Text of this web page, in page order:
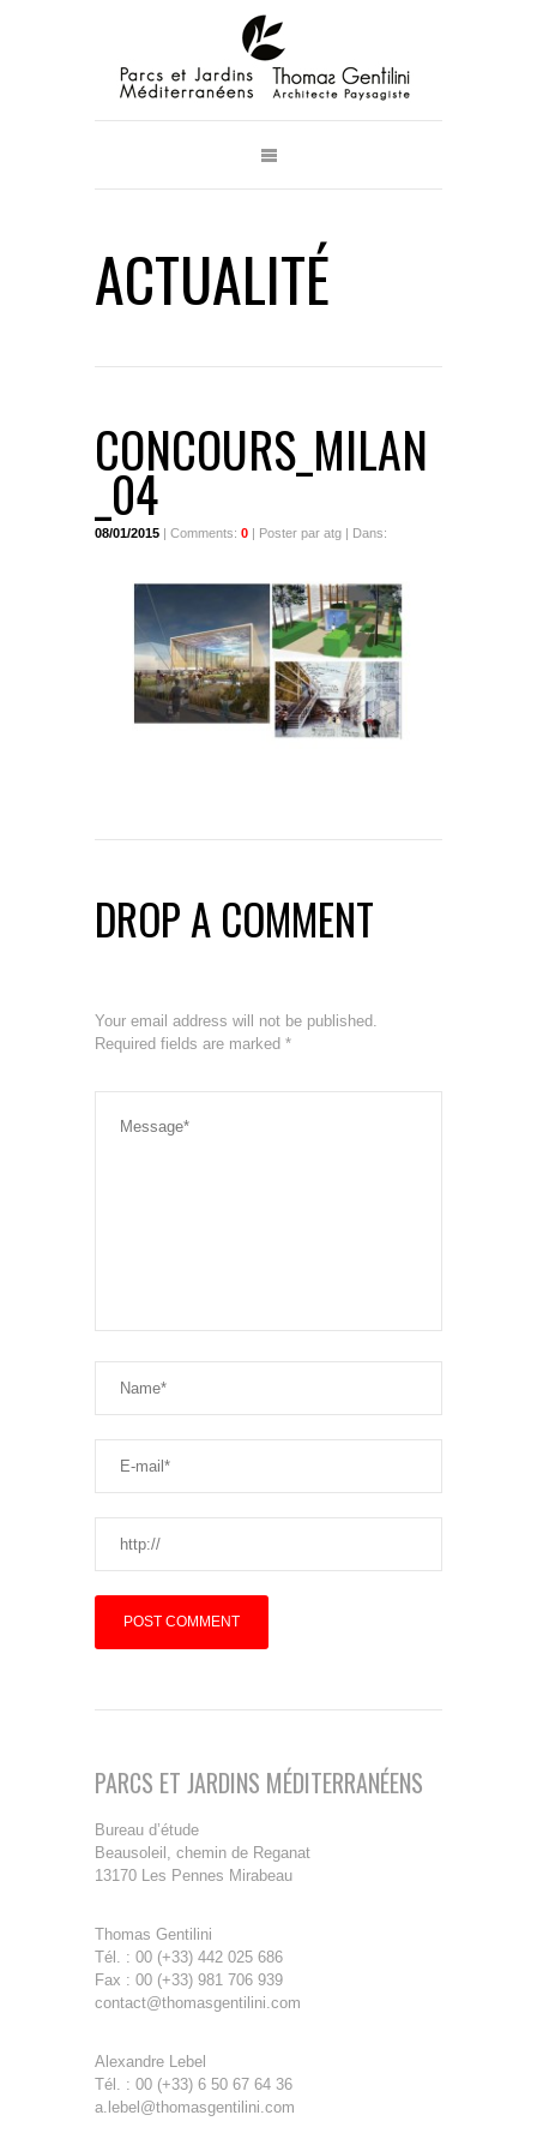
ACTUALITÉ
CONCOURS_MILAN
_04
08/01/2015 | Comments: 0 | Poster par atg | Dans:
DROP A COMMENT
Your email address will not be published.
Required fields are marked *
PARCS ET JARDINS MÉDITERRANÉENS
Bureau d’étude
Beausoleil, chemin de Reganat
13170 Les Pennes Mirabeau
Thomas Gentilini
Tél. : 00 (+33) 442 025 686
Fax : 00 (+33) 981 706 939
contact@thomasgentilini.com
Alexandre Lebel
Tél. : 00 (+33) 6 50 67 64 36
a.lebel@thomasgentilini.com